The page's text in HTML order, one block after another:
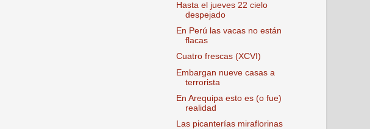
Hasta el jueves 22 cielo
despejado
En Perú las vacas no están
flacas
Cuatro frescas (XCVI)
Embargan nueve casas a
terrorista
En Arequipa esto es (o fue)
realidad
Las picanterías miraflorinas